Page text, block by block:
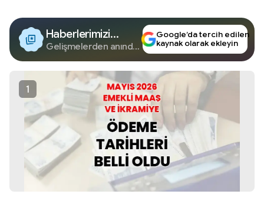
Haberlerimizi
Google'da Takip
Edin
Gelişmelerden anında
Google’da tercih edilen
kaynak olarak ekleyin
1